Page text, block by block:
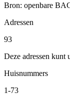
Bron: openbare
Adressen
93
Deze adressen kunt
Huisnummers
1-73